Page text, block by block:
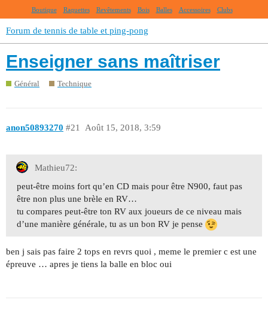
Boutique Raquettes Revêtements Bois Balles Accessoires Clubs
Forum de tennis de table et ping-pong
Enseigner sans maîtriser
Général Technique
anon50893270 Août 15, 2018, 3:59
#21
Mathieu72:
peut-être moins fort qu’en CD mais pour être N900, faut pas
être non plus une brèle en RV…
tu compares peut-être ton RV aux joueurs de ce niveau mais
d’une manière générale, tu as un bon RV je pense
ben j sais pas faire 2 tops en revrs quoi , meme le premier c est une
épreuve … apres je tiens la balle en bloc oui